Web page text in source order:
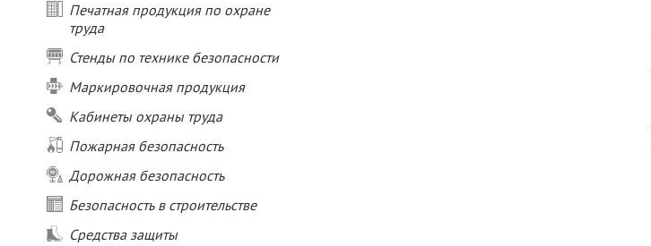
Печатная продукция по охране
труда
Стенды по технике безопасности
Маркировочная продукция
Кабинеты охраны труда
Пожарная безопасность
Дорожная безопасность
Безопасность в строительстве
Средства защиты